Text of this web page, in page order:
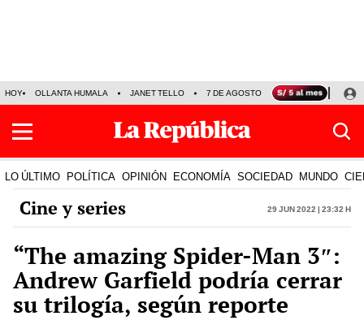
HOY OLLANTA HUMALA JANET TELLO 7 DE AGOSTO TINKA RESULTADOS
LO ÚLTIMO POLÍTICA OPINIÓN ECONOMÍA SOCIEDAD MUNDO
Cine y series 29 Jun 2022 | 23:32 h
“The amazing Spider-Man 3″:
Andrew Garfield podría cerrar
su trilogía, según reporte